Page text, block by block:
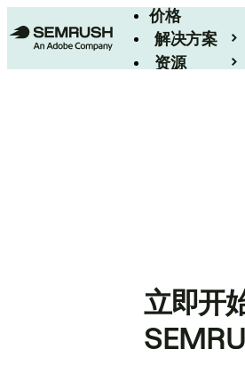
价格
解决方案
资源
立即开